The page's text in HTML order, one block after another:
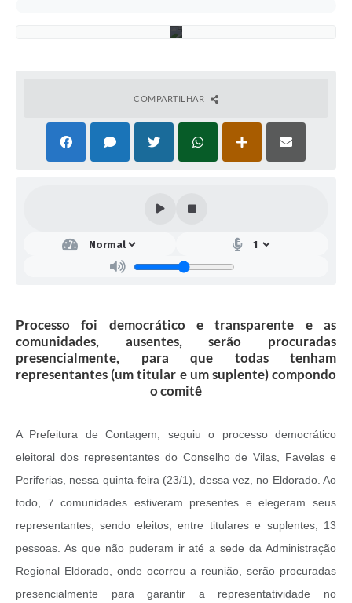
COMPARTILHAR
Processo foi democrático e transparente e as
comunidades, ausentes, serão procuradas
presencialmente, para que todas tenham
representantes (um titular e um suplente) compondo
o comitê
A Prefeitura de Contagem, seguiu o processo democrático
eleitoral dos representantes do Conselho de Vilas, Favelas e
Periferias, nessa quinta-feira (23/1), dessa vez, no Eldorado. Ao
todo, 7 comunidades estiveram presentes e elegeram seus
representantes, sendo eleitos, entre titulares e suplentes, 13
pessoas. As que não puderam ir até a sede da Administração
Regional Eldorado, onde ocorreu a reunião, serão procuradas
presencialmente para garantir a representatividade no